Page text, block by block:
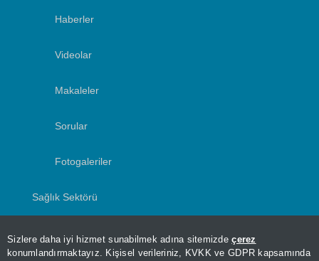
Sizlere daha iyi hizmet sunabilmek adına sitemizdeçerez
konumlandırmaktayız. Kişisel verileriniz, KVKK ve GDPR kapsamında
Haberler
Videolar
Makaleler
Sorular
Fotogaleriler
Sağlık Sektörü
Yazarlar